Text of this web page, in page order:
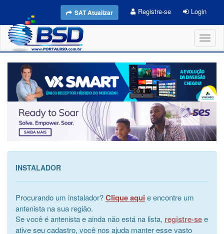
SAT Atualizar Registre-se Login
INSTALADOR
Procurando um instalador?Clique aqui e encontre um
antenista na sua região.
Se você é antenista e ainda não está na lista, registre-see
ative seu cadastro, você nos ajuda manter esse vasto